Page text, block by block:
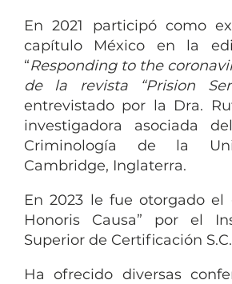
En 2021 participó como
capítulo México en la
“Responding to the
de la revista “Prision
entrevistado por la Dra.
investigadora asociada
Criminología de la
Cambridge, Inglaterra.
En 2023 le fue otorgado el
Honoris Causa” por el
Superior de Certificación S.C.
Ha ofrecido diversas